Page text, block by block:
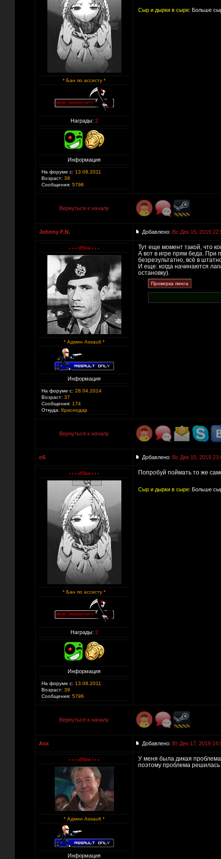
* Бан по ассисту *
Награды: 2
Информация
На форуме с: 13.08.2011
Возраст: 39
Сообщения: 5796
Сыр и дырки в сыре: Больше
Вернуться к началу
Johnny F.N. Добавлено: Вс Дек 15, 2019
* Админ Assault *
Информация
На форуме с: 28.04.2014
Возраст: 37
Сообщения: 174
Откуда: Краснодар
Тут еще момент такой, что
А вот в игре прям беда. При
безрезультатно, всё в
И еще: когда начинаются
остановку).
Вернуться к началу
o5 Добавлено: Вс Дек 15, 2019
* Бан по ассисту *
Награды: 2
Информация
На форуме с: 13.08.2011
Возраст: 39
Сообщения: 5796
Попробуй поймать то же
Сыр и дырки в сыре: Больше
Вернуться к началу
Asx Добавлено: Вт Дек 17, 2019
* Админ Assault *
Информация
У меня была дикая проблема
поэтому проблема